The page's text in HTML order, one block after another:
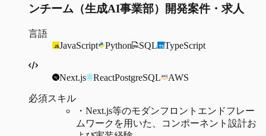
ンチーム（生成AI事業部）開発案件・求人
言語
JavaScript
Python SQL TypeScript
Next.js ReactPostgreSQL AWS
必須スキル
・ Next.js等のモダンフロントエンドフレー
ムワークを用いた、コンポーネント設計お